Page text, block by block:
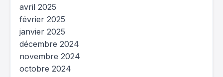
avril 2025
février 2025
janvier 2025
décembre 2024
novembre 2024
octobre 2024